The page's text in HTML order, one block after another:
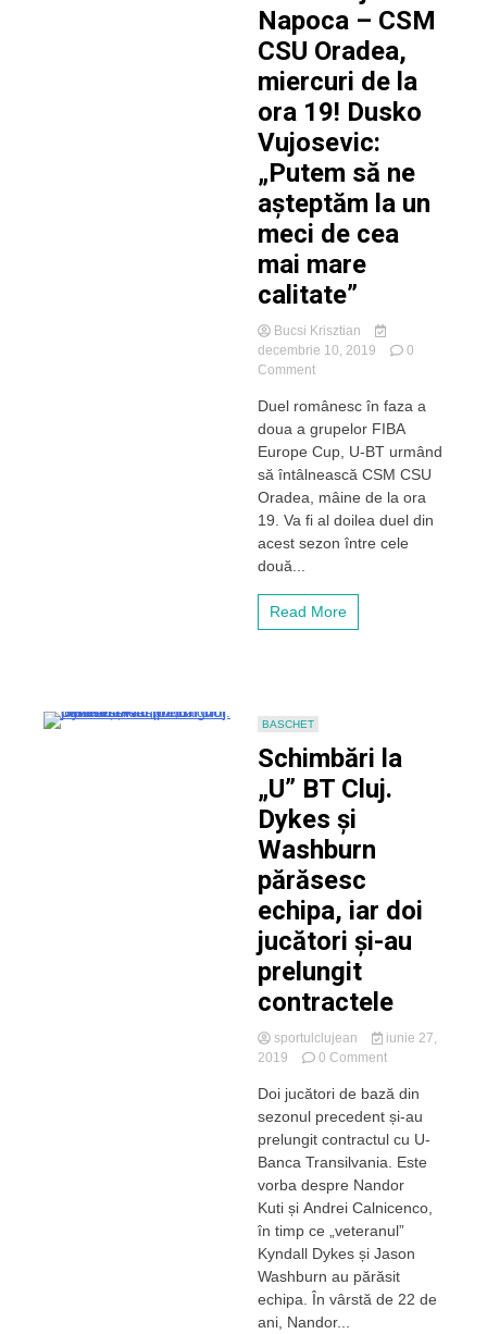
Bălcescu”
Napoca – CSM
CSU Oradea,
miercuri de la
ora 19! Dusko
Vujosevic:
„Putem să ne
așteptăm la un
meci de cea
mai mare
calitate”
Bucsi Krisztian
decembrie 10, 2019
0
Commenton
BT
Cluj-
Napoca
CSU
Oradea,
miercuri
ora
ne
la
un
meci
de
cea
mai
mare
calitate”
Duel românesc în faza a
doua a grupelor FIBA
Europe Cup, U-BT urmând
să întâlnească CSM CSU
Oradea, mâine de la ora
19. Va fi al doilea duel din
acest sezon între cele
două...
Read More
BASCHET
Schimbări la
„U” BT Cluj.
Dykes și
Washburn
părăsesc
echipa, iar doi
jucători și-au
prelungit
contractele
sportulclujean
iunie 27,
2019
0 Commenton
la
„U”
BT
Cluj.
și
Washburn
părăsesc
echipa,
iar
doi
Doi jucători de bază din
sezonul precedent și-au
prelungit contractul cu U-
Banca Transilvania. Este
vorba despre Nandor
Kuti și Andrei Calnicenco,
în timp ce „veteranul”
Kyndall Dykes și Jason
Washburn au părăsit
echipa. În vârstă de 22 de
ani, Nandor...